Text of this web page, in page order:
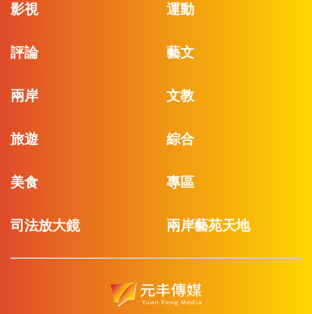
影視 運動
評論 藝文
兩岸 文教
旅遊 綜合
美食 專區
司法放大鏡 兩岸藝苑天地